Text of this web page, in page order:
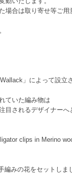
場合は取り寄せ等ご用
」によって設立
ていた編み物は
されるデザイナーへ
clips in Merino
みの花をセットしま